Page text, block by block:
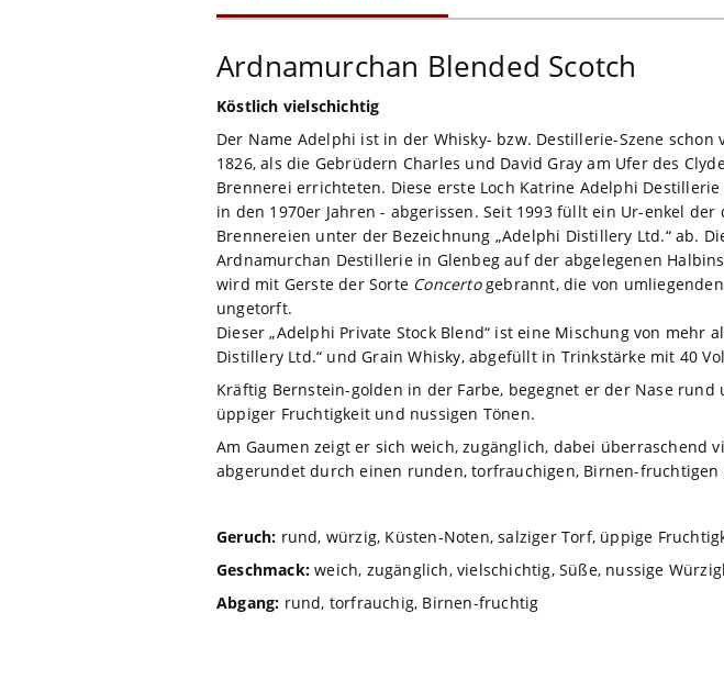
Ardnamurchan Blended Scotch
Köstlich vielschichtig
Der Name Adelphi ist in der Whisky- bzw. Destillerie-Szene
1826, als die Gebrüdern Charles und David Gray am Ufer des
Brennerei errichteten. Diese erste Loch Katrine Adelphi
in den 1970er Jahren - abgerissen. Seit 1993 füllt ein Ur-enkel
Brennereien unter der Bezeichnung „Adelphi Distillery Ltd.“ ab.
Ardnamurchan Destillerie in Glenbeg auf der abgelegenen
wird mit Gerste der Sorte Concertogebrannt, die von
ungetorft.
Dieser „Adelphi Private Stock Blend“ ist eine Mischung von mehr
Distillery Ltd.“ und Grain Whisky, abgefüllt in Trinkstärke mit 40
Kräftig Bernstein-golden in der Farbe, begegnet er der Nase
üppiger Fruchtigkeit und nussigen Tönen.
Am Gaumen zeigt er sich weich, zugänglich, dabei überraschend
abgerundet durch einen runden, torfrauchigen, Birnen-fruchtigen
Geruch: rund, würzig, Küsten-Noten, salziger Torf, üppige
Geschmack: weich, zugänglich, vielschichtig, Süße, nussige
Abgang: rund, torfrauchig, Birnen-fruchtig